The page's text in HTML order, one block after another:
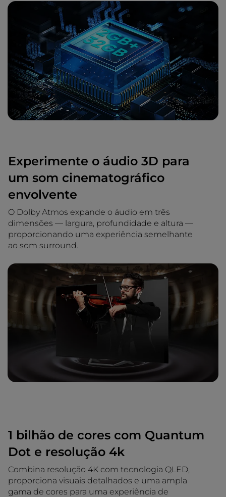
Experimente o áudio 3D para
um som cinematográfico
envolvente
O Dolby Atmos expande o áudio em três
dimensões — largura, profundidade e altura —
proporcionando uma experiência semelhante
ao som surround.
1 bilhão de cores com Quantum
Dot e resolução 4k
Combina resolução 4K com tecnologia QLED,
proporciona visuais detalhados e uma ampla
gama de cores para uma experiência de